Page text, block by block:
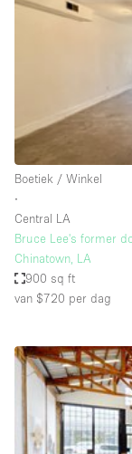
Creatieve
Foto /
Hal
Herenhuis /
Kraampje /
Kraampje /
Markt /
Ontvangsthal
Overige
Boetiek / Winkel
∙
Central LA
Bruce Lee's former
Chinatown, LA
900 sq ft
van $720 per dag